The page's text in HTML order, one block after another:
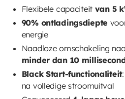
Flexibele capaciteit van 5
90% ontladingsdiepte
energie
Naadloze omschakeling
minder dan 10
Black Start-functionaliteit
na volledige stroomuitval